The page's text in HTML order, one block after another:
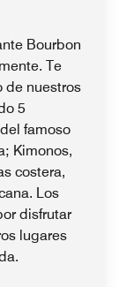
Bourbon
Te
de nuestros
5
famoso
Kimonos,
costera,
Los
disfrutar
lugares